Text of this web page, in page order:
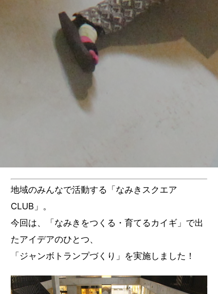
地域のみんなで活動する「なみきスクエア
CLUB」。
今回は、「なみきをつくる・育てるカイギ」で出
たアイデアのひとつ、
「ジャンボトランプづくり」を実施しました！